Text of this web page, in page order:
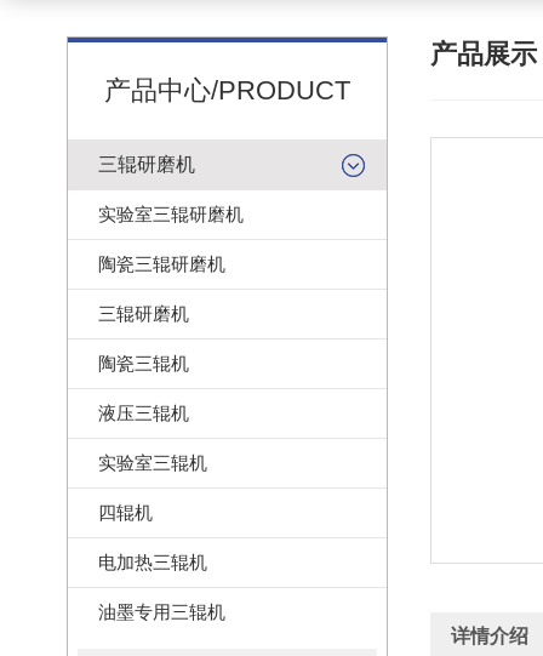
产品中心/PRODUCT
三辊研磨机
实验室三辊研磨机
陶瓷三辊研磨机
三辊研磨机
陶瓷三辊机
液压三辊机
实验室三辊机
四辊机
电加热三辊机
油墨专用三辊机
产品展示
详情介绍